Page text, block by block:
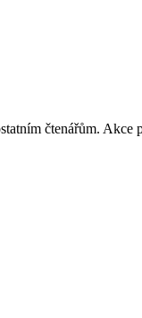
čtenářům. Akce